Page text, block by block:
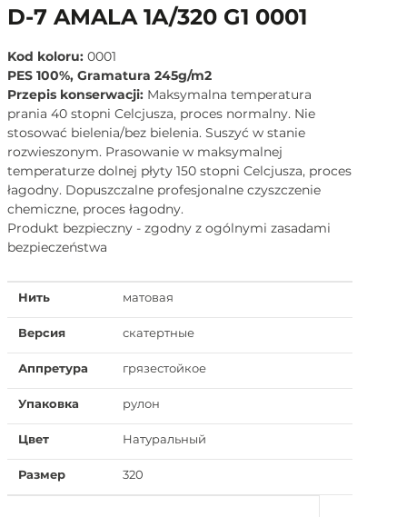
D-7 AMALA 1A/320 G1 0001
Kod koloru: 0001
PES 100%, Gramatura 245g/m2
Przepis konserwacji: Maksymalna temperatura
prania 40 stopni Celcjusza, proces normalny. Nie
stosować bielenia/bez bielenia. Suszyć w stanie
rozwieszonym. Prasowanie w maksymalnej
temperaturze dolnej płyty 150 stopni Celcjusza, proces
łagodny. Dopuszczalne profesjonalne czyszczenie
chemiczne, proces łagodny.
Produkt bezpieczny - zgodny z ogólnymi zasadami
bezpieczeństwa
Нить матовая
Версия скатертные
Аппретура грязестойкое
Упаковка рулон
Цвет Натуральный
Размер 320